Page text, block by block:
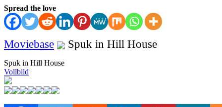
Spread the love
Moviebase Spuk in Hill House
Spuk in Hill House
Vollbild